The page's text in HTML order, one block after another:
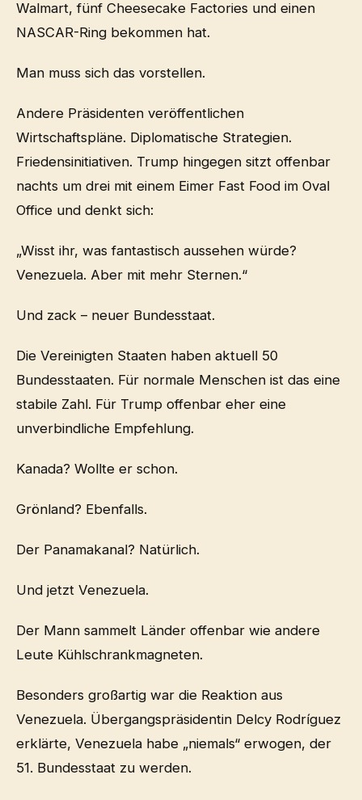
Walmart, fünf Cheesecake Factories und einen
NASCAR-Ring bekommen hat.
Man muss sich das vorstellen.
Andere Präsidenten veröffentlichen
Wirtschaftspläne. Diplomatische Strategien.
Friedensinitiativen. Trump hingegen sitzt offenbar
nachts um drei mit einem Eimer Fast Food im Oval
Office und denkt sich:
„Wisst ihr, was fantastisch aussehen würde?
Venezuela. Aber mit mehr Sternen.“
Und zack – neuer Bundesstaat.
Die Vereinigten Staaten haben aktuell 50
Bundesstaaten. Für normale Menschen ist das eine
stabile Zahl. Für Trump offenbar eher eine
unverbindliche Empfehlung.
Kanada? Wollte er schon.
Grönland? Ebenfalls.
Der Panamakanal? Natürlich.
Und jetzt Venezuela.
Der Mann sammelt Länder offenbar wie andere
Leute Kühlschrankmagneten.
Besonders großartig war die Reaktion aus
Venezuela. Übergangspräsidentin Delcy Rodríguez
erklärte, Venezuela habe „niemals“ erwogen, der
51. Bundesstaat zu werden.